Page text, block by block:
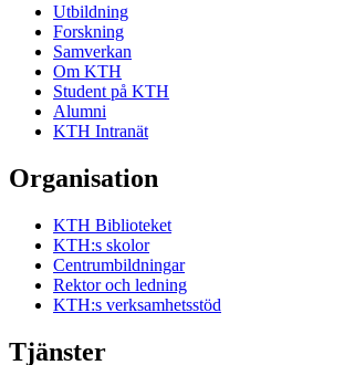
Utbildning
Forskning
Samverkan
Om KTH
Student på KTH
Alumni
KTH Intranät
Organisation
KTH Biblioteket
KTH:s skolor
Centrumbildningar
Rektor och ledning
KTH:s verksamhetsstöd
Tjänster